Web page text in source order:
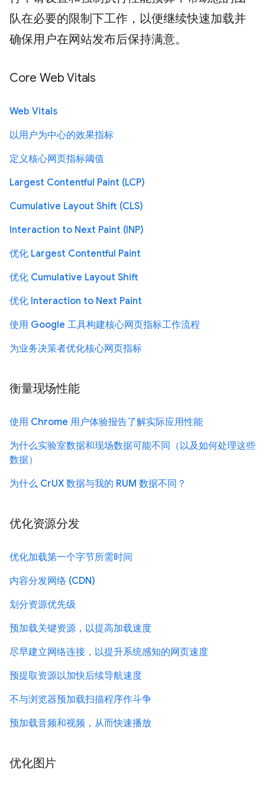
队在必要的限制下工作，以便继续快速加载并
确保用户在网站发布后保持满意。
Core Web Vitals
Web Vitals
以用户为中心的效果指标
定义核心网页指标阈值
Largest Contentful Paint (LCP)
Cumulative Layout Shift (CLS)
Interaction to Next Paint (INP)
优化 Largest Contentful Paint
优化 Cumulative Layout Shift
优化 Interaction to Next Paint
使用 Google 工具构建核心网页指标工作流程
为业务决策者优化核心网页指标
衡量现场性能
使用 Chrome 用户体验报告了解实际应用性能
为什么实验室数据和现场数据可能不同（以及如何处理这些
数据）
为什么 CrUX 数据与我的 RUM 数据不同？
优化资源分发
优化加载第一个字节所需时间
内容分发网络 (CDN)
划分资源优先级
预加载关键资源，以提高加载速度
尽早建立网络连接，以提升系统感知的网页速度
预提取资源以加快后续导航速度
不与浏览器预加载扫描程序作斗争
预加载音频和视频，从而快速播放
优化图片